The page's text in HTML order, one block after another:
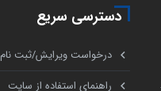
دسترسی سریع
درخواست ویرایش/ثبت نام
راهنمای استفاده از سایت